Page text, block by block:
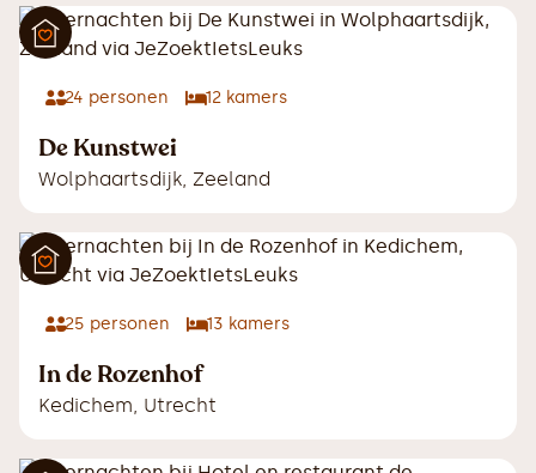
24 personen 12 kamers
De Kunstwei
Wolphaartsdijk, Zeeland
25 personen 13 kamers
In de Rozenhof
Kedichem, Utrecht